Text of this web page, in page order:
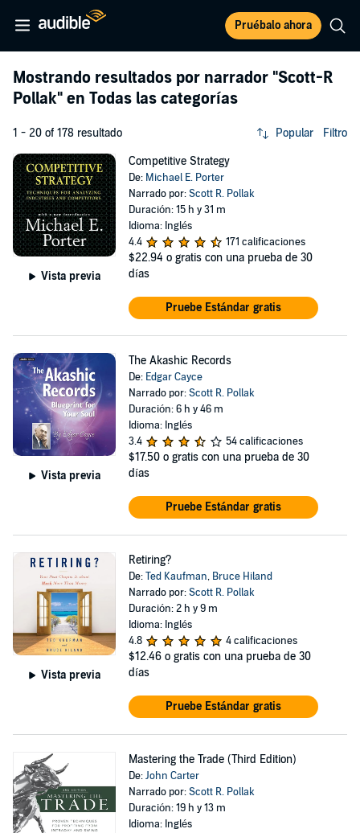
Pruébalo ahora
Mostrando resultados por narrador "Scott-R
Pollak" en Todas las categorías
1 - 20 of 178 resultado Popular Filtro
Vista previa
Competitive Strategy
De: Michael E. Porter
Narrado por:Scott R. Pollak
Duración: 15 h y 31 m
Idioma: Inglés
4.4
171 calificaciones
$22.94 o gratis con una prueba de 30
días
Pruebe Estándar gratis
Vista previa
The Akashic Records
De: Edgar Cayce
Narrado por:Scott R. Pollak
Duración: 6 h y 46 m
Idioma: Inglés
3.4
54 calificaciones
$17.50 o gratis con una prueba de 30
días
Pruebe Estándar gratis
Vista previa
Retiring?
De:Ted Kaufman, Bruce Hiland
Narrado por:Scott R. Pollak
Duración: 2 h y 9 m
Idioma: Inglés
4.8
4 calificaciones
$12.46 o gratis con una prueba de 30
días
Pruebe Estándar gratis
Mastering the Trade (Third Edition)
De:John Carter
Narrado por:Scott R. Pollak
Duración: 19 h y 13 m
Idioma: Inglés